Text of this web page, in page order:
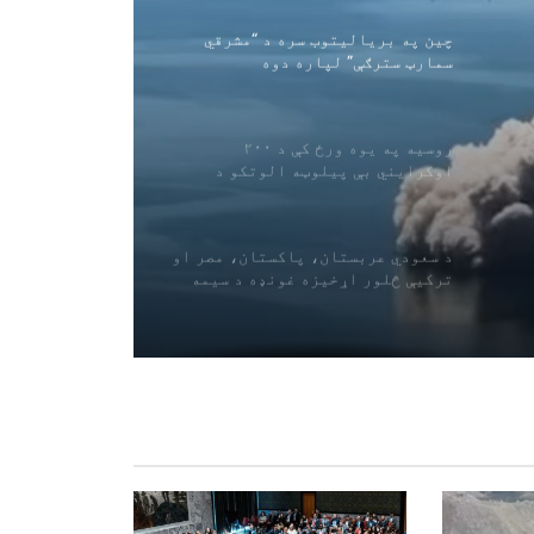
چین په بریالیتوب سره د “مشرقي
سمارټ سترګې” لپاره دوه
هایپرسپیکٹرل سپوږمکۍ وتوغولې
روسیه په یوه ورځ کې د ۲۰۰
اوکرایني بې پیلوټه الوتکو د
نسکورولو خبر ورکوي
د سعودي عربستان، پاکستان، مصر او
ترکیې څلور اړخیزه غونډه د سیمه
د لبنان په جنوب کې د اسراییلو
د هرمز تنګي کې د تیلو ټانکر ته
نږدې دوه چاودنې